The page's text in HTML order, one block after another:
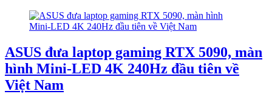
ASUS đưa laptop gaming RTX 5090, màn
hình Mini-LED 4K 240Hz đầu tiên về
Việt Nam